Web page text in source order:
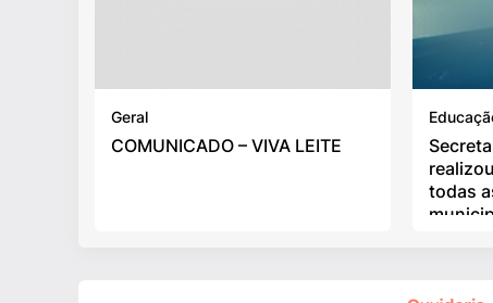
Webmail
Geral
COMUNICADO – VIVA LEITE
todas